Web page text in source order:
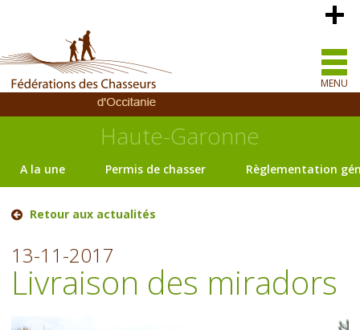
MENU
Haute-Garonne
A la une Permis de chasser Règlementation
Retour aux actualités
13-11-2017
Livraison des miradors